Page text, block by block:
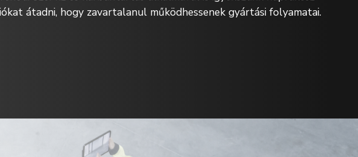
átadni, hogy zavartalanul működhessenek gyártási folyamatai.